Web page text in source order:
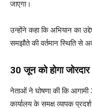
जाएगा।
उन्होंने कहा कि अभियान का
समझौते की वर्तमान स्थिति से
30 जून को होगा जोरदार
नेताओं ने घोषणा की कि
कार्यालय के समक्ष व्यापक